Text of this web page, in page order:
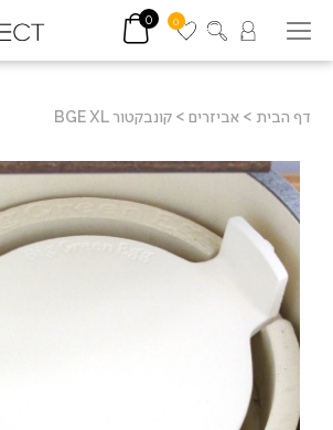
0
0
דף הבית > אביזרים > קונבקטור BGE XL